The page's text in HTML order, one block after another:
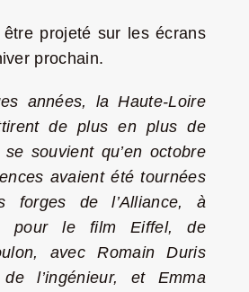
projeté sur les écrans
prochain.
années, la Haute-Loire
de plus en plus de
souvient qu’en octobre
avaient été tournées
forges de l’Alliance, à
pour le film Eiffel, de
avec Romain Duris
l’ingénieur, et Emma